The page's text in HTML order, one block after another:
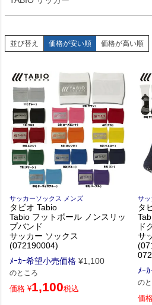
並び替え 価格が安い順 価格が高い順
サッカーソックス メンズ
タビオ Tabio
Tabio フットボール ノンスリッ
プバンド
サッカー ソックス
(072190004)
ﾒｰｶｰ希望小売価格 ¥1,100
のところ
価格 ¥1,100税込
サッ
タ
ド
サ
ﾒｰ
の
価